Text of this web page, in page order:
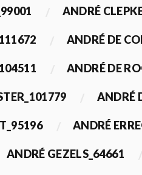
ANDRÉ
ANDRÉ DE
ANDRÉ DE
ANDRÉ
ANDRÉ
ANDRÉ GEZELS_64661